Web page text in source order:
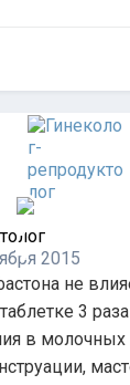
2015
не
3
в